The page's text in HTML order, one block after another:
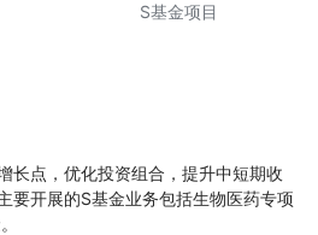
S基金项目
长点，优化投资组合，提升中短期收
要开展的S基金业务包括生物医药专项